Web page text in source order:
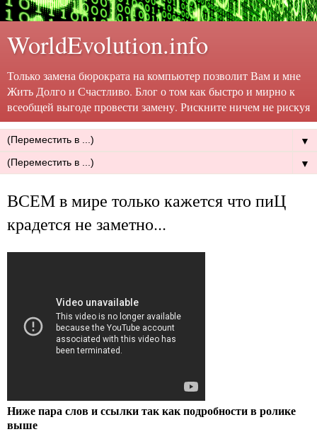
WorldEvolution.info
Только замена бюрократа на компьютер позволит Вам и мне
Жить Долго и Счастливо. Блог о том как быстро и мирно к
всеобщей выгоде провести замену. Рискните ничем не рискуя
▼
▼
ВСЕМ в мире только кажется что пиЦ
крадется не заметно...
Ниже пара слов и ссылки так как подробности в ролике
выше